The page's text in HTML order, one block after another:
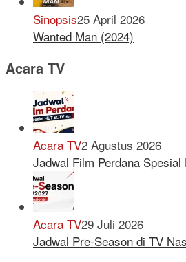
Sinopsis25 April 2026
Wanted Man (2024)
Acara TV
Acara TV2 Agustus 2026
Jadwal Film Perdana
Acara TV29 Juli 2026
Jadwal Pre-Season di TV